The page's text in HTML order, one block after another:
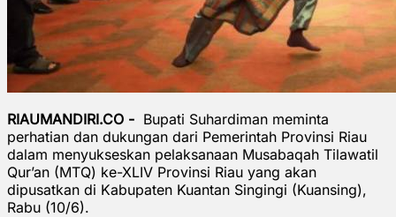
RIAUMANDIRI.CO - Bupati Suhardiman meminta
perhatian dan dukungan dari Pemerintah Provinsi Riau
dalam menyukseskan pelaksanaan Musabaqah Tilawatil
Qur’an (MTQ) ke-XLIV Provinsi Riau yang akan
dipusatkan di Kabupaten Kuantan Singingi (Kuansing),
Rabu (10/6).